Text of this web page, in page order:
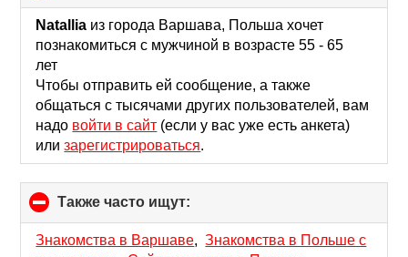
to
collapse
contents
Natallia из города Варшава, Польша хочет
познакомиться с мужчиной в возрасте 55 - 65
лет
Чтобы отправить ей сообщение, а также
общаться с тысячами других пользователей, вам
надо войти в сайт (если у вас уже есть анкета)
илизарегистрироваться.
Также часто ищут:
to
collapse
Знакомства в Варшаве,Знакомства в Польше с